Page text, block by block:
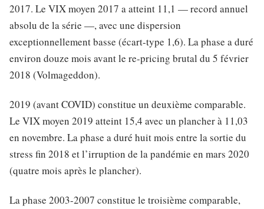
2017. Le VIX moyen 2017 a atteint 11,1 — record annuel
absolu de la série —, avec une dispersion
exceptionnellement basse (écart-type 1,6). La phase a duré
environ douze mois avant le re-pricing brutal du 5 février
2018 (Volmageddon).
2019 (avant COVID) constitue un deuxième comparable.
Le VIX moyen 2019 atteint 15,4 avec un plancher à 11,03
en novembre. La phase a duré huit mois entre la sortie du
stress fin 2018 et l’irruption de la pandémie en mars 2020
(quatre mois après le plancher).
La phase 2003-2007 constitue le troisième comparable,